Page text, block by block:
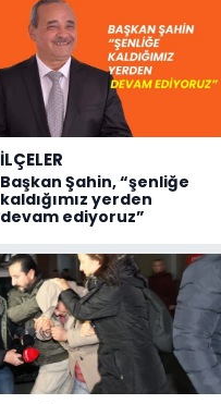
İLÇELER
Başkan Şahin, “şenliğe
kaldığımız yerden
devam ediyoruz”